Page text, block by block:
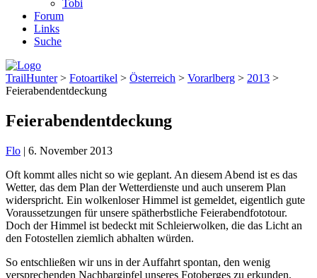
Tobi
Forum
Links
Suche
TrailHunter> Fotoartikel > Österreich > Vorarlberg > 2013 >
Feierabendentdeckung
Feierabendentdeckung
Flo | 6. November 2013
Oft kommt alles nicht so wie geplant. An diesem Abend ist es das
Wetter, das dem Plan der Wetterdienste und auch unserem Plan
widerspricht. Ein wolkenloser Himmel ist gemeldet, eigentlich gute
Voraussetzungen für unsere spätherbstliche Feierabendfototour.
Doch der Himmel ist bedeckt mit Schleierwolken, die das Licht an
den Fotostellen ziemlich abhalten würden.
So entschließen wir uns in der Auffahrt spontan, den wenig
versprechenden Nachbargipfel unseres Fotoberges zu erkunden.